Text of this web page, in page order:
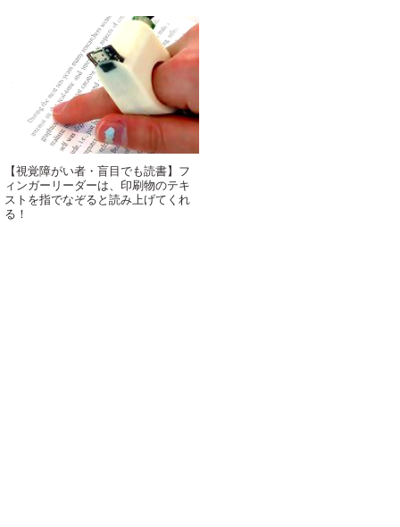
【視覚障がい者・盲目でも読書】フ
ィンガーリーダーは、印刷物のテキ
ストを指でなぞると読み上げてくれ
る！